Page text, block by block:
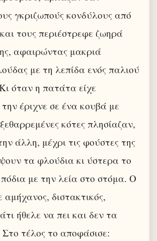
γκριζωπούς κονδύλους από
τους περιέστρεφε ζωηρά
αφαιρώντας μακριά
με τη λεπίδα ενός παλιού
όταν η πατάτα είχε
έριχνε σε ένα κουβά με
κότες πλησίαζαν,
άλλη, μέχρι τις φούστες της
τα φλούδια κι ύστερα το
με την λεία στο στόμα. Ο
αμήχανος, διστακτικός,
ήθελε να πει και δεν τα
τέλος το αποφάσισε: